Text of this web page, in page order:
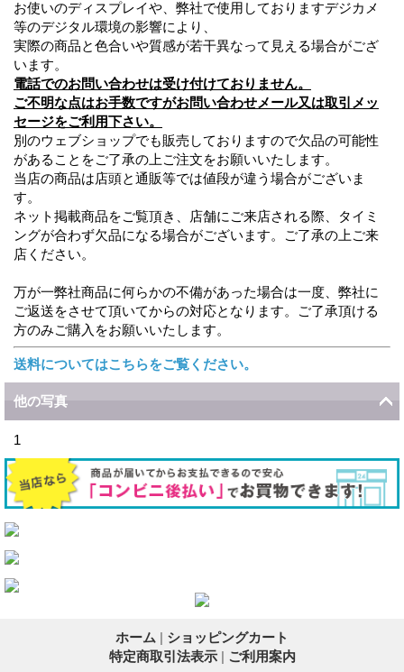
お使いのディスプレイや、弊社で使用しておりますデジカメ
等のデジタル環境の影響により、
実際の商品と色合いや質感が若干異なって見える場合がござ
います。
電話でのお問い合わせは受け付けておりません。
ご不明な点はお手数ですがお問い合わせメール又は取引メッ
セージをご利用下さい。
別のウェブショップでも販売しておりますので欠品の可能性
があることをご了承の上ご注文をお願いいたします。
当店の商品は店頭と通販等では値段が違う場合がございま
す。
ネット掲載商品をご覧頂き、店舗にご来店される際、タイミ
ングが合わず欠品になる場合がございます。ご了承の上ご来
店ください。
万が一弊社商品に何らかの不備があった場合は一度、弊社に
ご返送をさせて頂いてからの対応となります。ご了承頂ける
方のみご購入をお願いいたします。
送料についてはこちらをご覧ください。
他の写真
1
ホーム | ショッピングカート
特定商取引法表示 | ご利用案内